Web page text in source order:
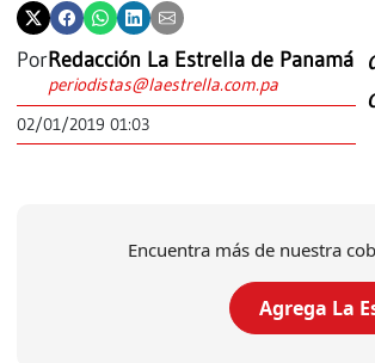
PorRedacción La Estrella de Panamá
periodistas@laestrella.com.pa
02/01/2019 01:03
Encuentra más de nuestra
Agrega La